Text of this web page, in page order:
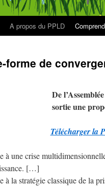
A propos du PPLD
forme de
De
sortie une
Télécharger la
à une crise
[…]
à la stratégie classique de la